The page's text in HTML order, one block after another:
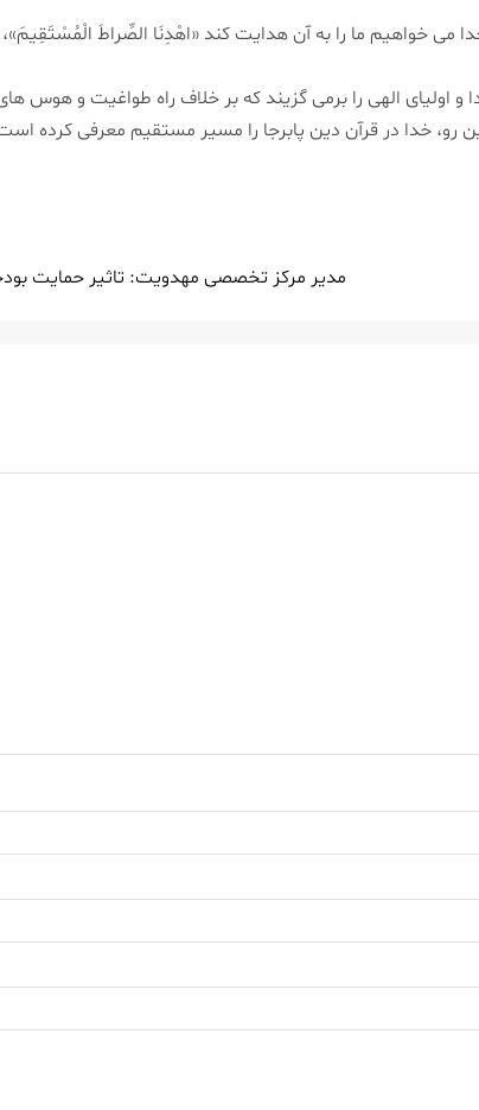
خواهیم ما را به آن هدایت كند «اهْدِنَا الصِّراطَ الْمُسْتَقِيمَ»،
و اولیای الهی را برمی گزیند كه بر خلاف راه طواغیت و هوس
خدا در قرآن دین پابرجا را مسیر مستقیم معرفی كرده است
مدیر مركز تخصصی مهدویت: تاثیر حمایت